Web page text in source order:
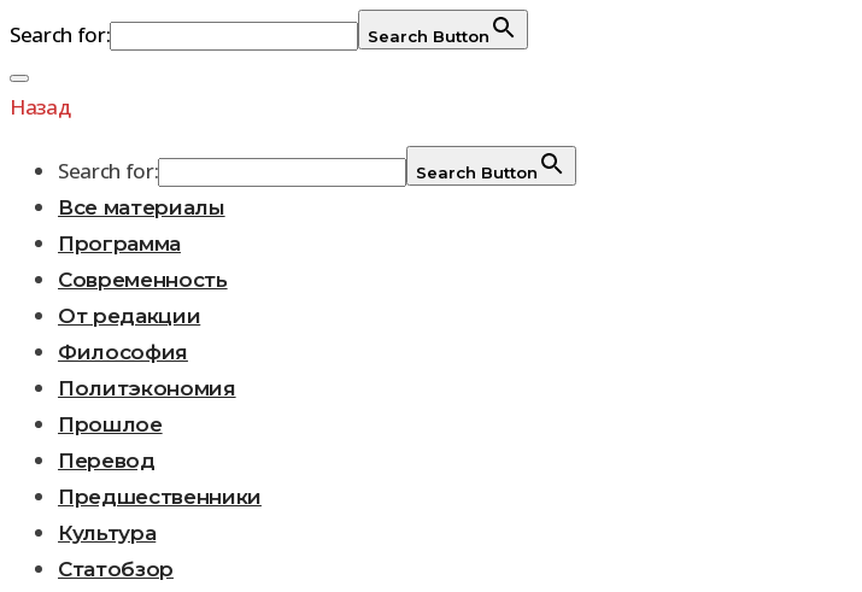
Search for: Search Button
Перейти
к
Назад
Search for: Search Button
Все материалы
Программа
Современность
От редакции
Философия
Политэкономия
Прошлое
Перевод
Предшественники
Культура
Статобзор